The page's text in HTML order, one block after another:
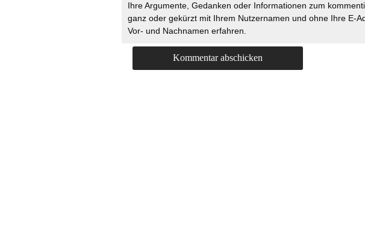
Ihre Argumente, Gedanken oder Informationen zum
ganz oder gekürzt mit Ihrem Nutzernamen und ohne Ihre E-
Vor- und Nachnamen erfahren.